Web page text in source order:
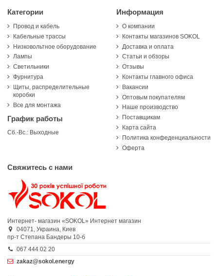
Категории
Провод и кабель
Кабельные трассы
Низковольтное оборудование
Лампы
Светильники
Фурнитура
Щиты, распределительные
коробки
Все для монтажа
График работы
Сб.-Вс.: Выходные
Информация
О компании
Контакты магазинов SOKOL
Доставка и оплата
Статьи и обзоры
Отзывы
Контакты главного офиса
Вакансии
Оптовым покупателям
Наше производство
Поставщикам
Карта сайта
Политика конфеденциальности
Оферта
Свяжитесь с нами
Интернет- магазин «SOKOL» Интернет магазин
04071, Украина, Киев
пр-т Степана Бандеры 10-б
067 444 02 20
zakaz@sokol.energy